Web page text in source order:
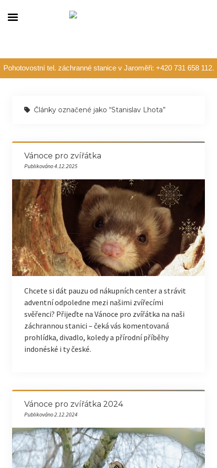
Pohotovostní tel. záchranné stanice v Jaroměři: +420 731 658 112.
Články označené jako “Stanislav Lhota”
Vánoce pro zvířátka
Publikováno 4.12.2025
Chcete si dát pauzu od nákupních center a strávit
adventní odpoledne mezi našimi zvířecími
svěřenci? Přijeďte na Vánoce pro zvířátka na naši
záchrannou stanici – čeká vás komentovaná
prohlídka, divadlo, koledy a přírodní příběhy
indonéské i ty české.
Vánoce pro zvířátka 2024
Publikováno 2.12.2024